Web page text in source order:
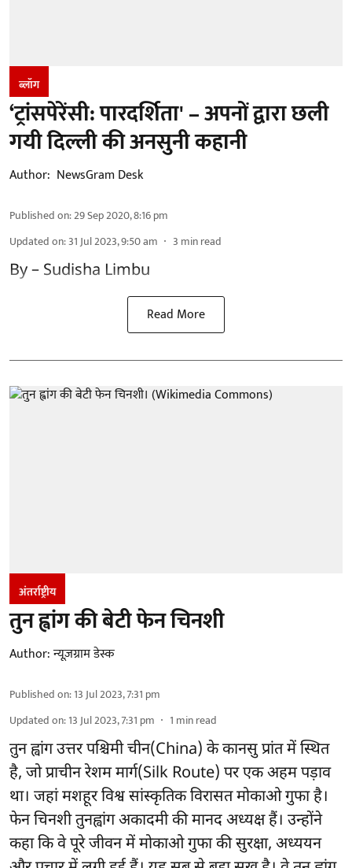
ब्लॉग
‘ट्रांसपेरेंसी: पारदर्शिता' – अपनों द्वारा छली
गयी दिल्ली की अनसुनी कहानी
Author: NewsGram Desk
Published on:29 Sep 2020, 8:16 pm
Updated on:31 Jul 2023, 9:50 am 3 min read
By – Sudisha Limbu
Read More
अंतर्राष्ट्रीय
तुन ह्वांग की बेटी फेन चिनशी
Author:न्यूज़ग्राम डेस्क
Published on:13 Jul 2023, 7:31 pm
Updated on:13 Jul 2023, 7:31 pm 1 min read
तुन ह्वांग उत्तर पश्चिमी चीन(China) के कानसु प्रांत में स्थित
है, जो प्राचीन रेशम मार्ग(Silk Route) पर एक अहम पड़ाव
था। जहां मशहूर विश्व सांस्कृतिक विरासत मोकाओ गुफा है।
फेन चिनशी तुनह्वांग अकादमी की मानद अध्यक्ष हैं। उन्होंने
कहा कि वे पूरे जीवन में मोकाओ गुफा की सुरक्षा, अध्ययन